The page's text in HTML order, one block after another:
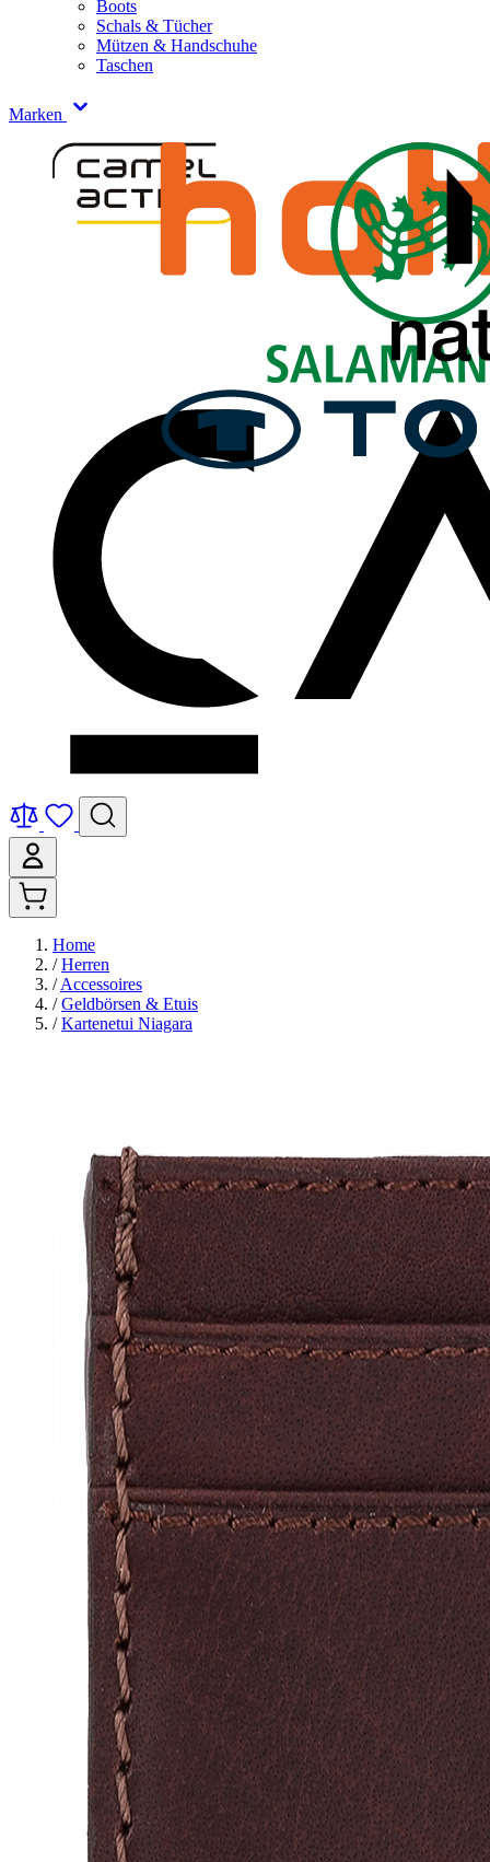
Boots
Schals & Tücher
Mützen & Handschuhe
Taschen
Marken
Home
/ Herren
/ Accessoires
/ Geldbörsen & Etuis
/ Kartenetui Niagara